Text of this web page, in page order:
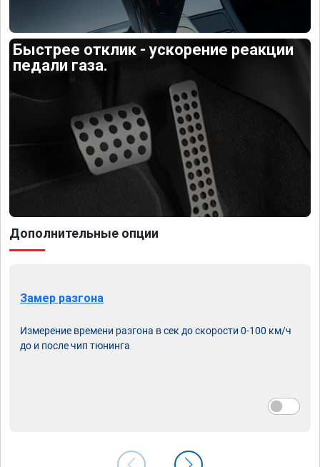
Быстрее отклик - ускорение реакции
педали газа.
Дополнительные опции
Замер разгона
Измерение времени разгона в сек до скорости 0-100 км/ч
до и после чип тюнинга